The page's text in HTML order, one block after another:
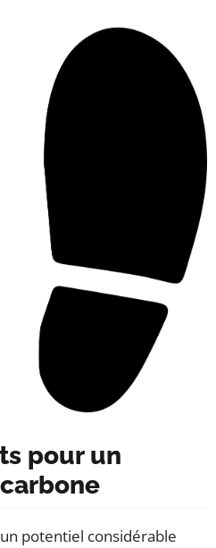
pour un
potentiel considérable